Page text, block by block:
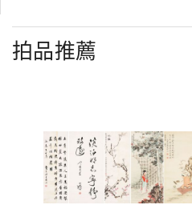
拍品推薦